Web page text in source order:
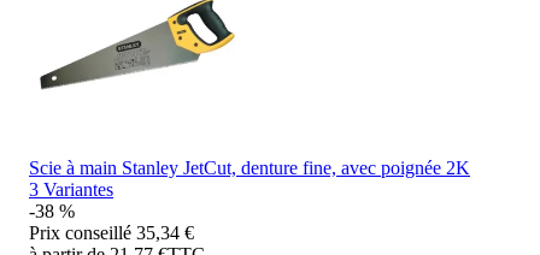
Scie à main Stanley JetCut, denture fine, avec poignée 2K
3 Variantes
-38 %
Prix conseillé 35,34 €